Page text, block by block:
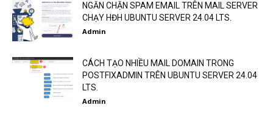
NGĂN CHẶN SPAM EMAIL TRÊN MAIL SERVER
CHẠY HĐH UBUNTU SERVER 24.04 LTS.
Admin
CÁCH TẠO NHIỀU MAIL DOMAIN TRONG
POSTFIXADMIN TRÊN UBUNTU SERVER 24.04
LTS.
Admin